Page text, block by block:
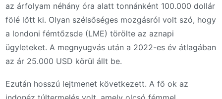
az árfolyam néhány óra alatt tonnánként 100.000 dollár
fölé lőtt ki. Olyan szélsőséges mozgásról volt szó, hogy
a londoni fémtőzsde (LME) törölte az aznapi
ügyleteket. A megnyugvás után a 2022-es év átlagában
az ár 25.000 USD körül állt be.
Ezután hosszú lejtmenet következett. A fő ok az